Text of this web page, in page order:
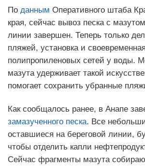
По данным Оперативного штаба
края, сейчас вывоз песка с
линии завершен. Теперь только
пляжей, установка и
полипропиленовых сетей у воды.
мазута удерживает такой
помогает сохранить убранные
Как сообщалось ранее, в Анапе
замазученного песка. Все
оставшиеся на береговой линии,
чтобы отделить капли
Сейчас фрагменты мазута